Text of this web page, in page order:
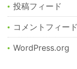
投稿フィード
コメントフィード
WordPress.org